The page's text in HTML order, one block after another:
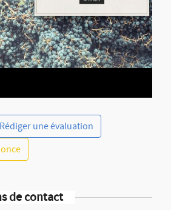
Rédiger une évaluation
de contact